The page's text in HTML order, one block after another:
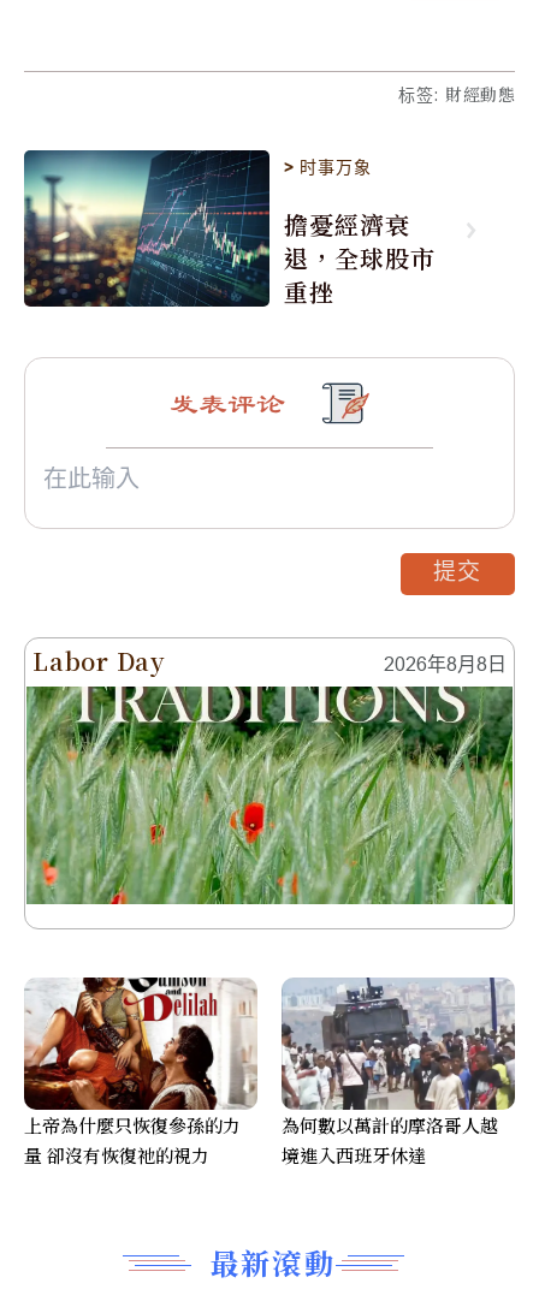
标签: 財經動態
> 时事万象
擔憂經濟衰
退，全球股市
重挫
Labor Day 2026年8月8日
最新滾動
发表评论
提交
上帝為什麼只恢復參孫的力
量 卻沒有恢復祂的視力
為何數以萬計的摩洛哥人越
境進入西班牙休達